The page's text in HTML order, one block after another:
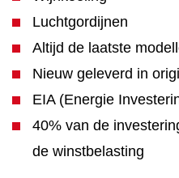
Luchtgordijnen
Altijd de laatste
Nieuw geleverd in
EIA (Energie
40% van de
de winstbelasting